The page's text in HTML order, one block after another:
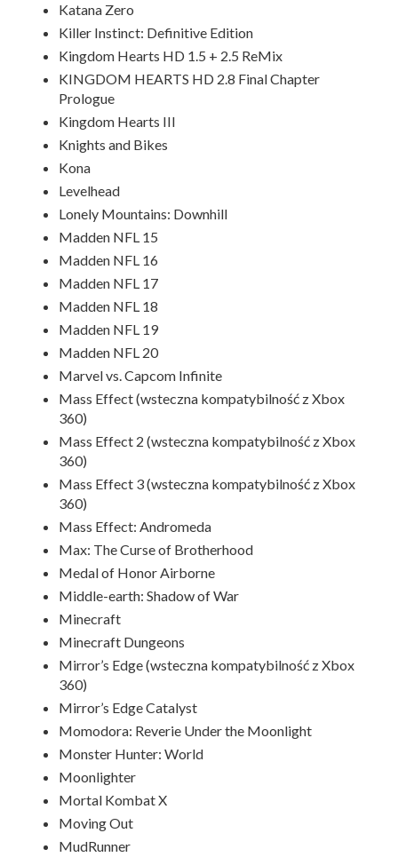
Katana Zero
Killer Instinct: Definitive Edition
Kingdom Hearts HD 1.5 + 2.5 ReMix
KINGDOM HEARTS HD 2.8 Final Chapter
Prologue
Kingdom Hearts III
Knights and Bikes
Kona
Levelhead
Lonely Mountains: Downhill
Madden NFL 15
Madden NFL 16
Madden NFL 17
Madden NFL 18
Madden NFL 19
Madden NFL 20
Marvel vs. Capcom Infinite
Mass Effect (wsteczna kompatybilność z Xbox
360)
Mass Effect 2 (wsteczna kompatybilność z Xbox
360)
Mass Effect 3 (wsteczna kompatybilność z Xbox
360)
Mass Effect: Andromeda
Max: The Curse of Brotherhood
Medal of Honor Airborne
Middle-earth: Shadow of War
Minecraft
Minecraft Dungeons
Mirror’s Edge (wsteczna kompatybilność z Xbox
360)
Mirror’s Edge Catalyst
Momodora: Reverie Under the Moonlight
Monster Hunter: World
Moonlighter
Mortal Kombat X
Moving Out
MudRunner